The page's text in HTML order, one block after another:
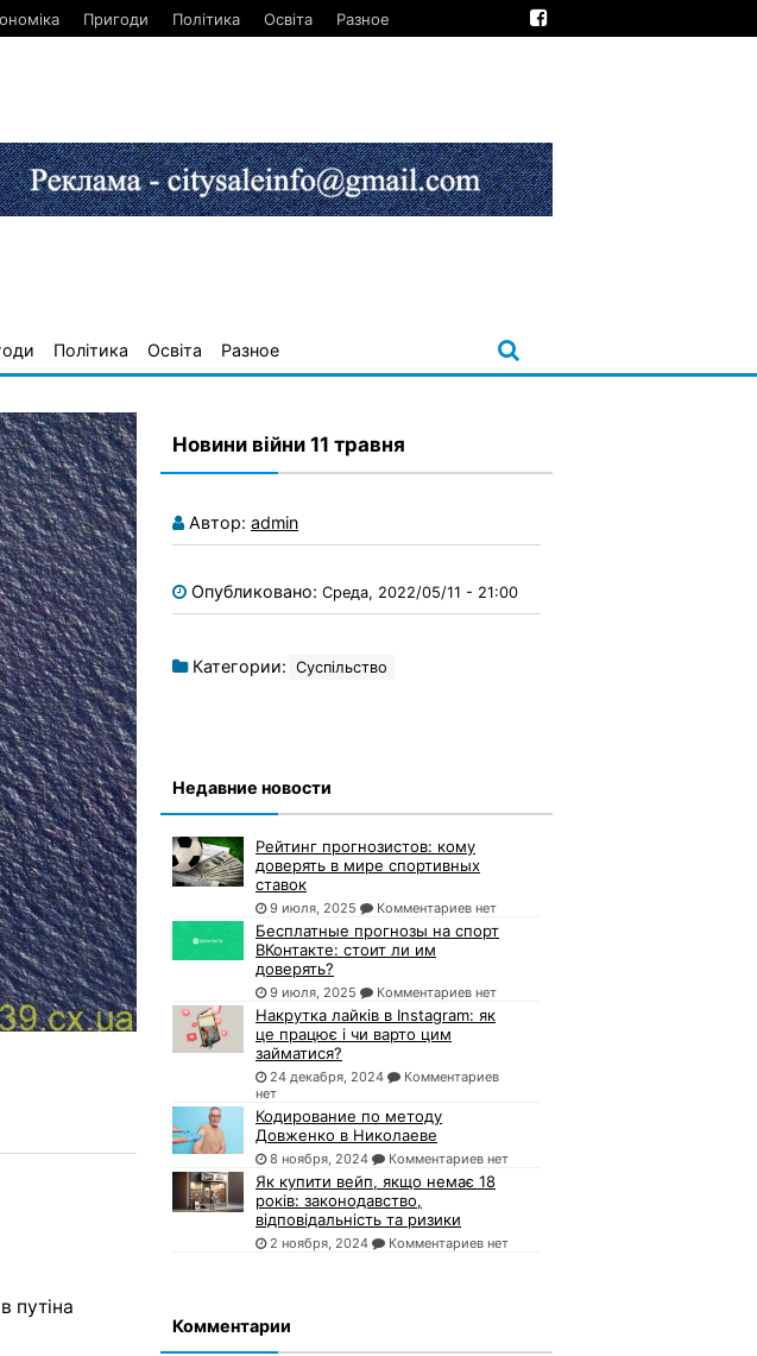
Пригоди Політика Освіта Разное
Політика Освіта Разное
путіна
Новини війни 11 травня
Автор: admin
Опубликовано: Среда, 2022/05/11 - 21:00
Категории: Суспільство
Недавние новости
Рейтинг прогнозистов: кому
доверять в мире спортивных
ставок
9 июля, 2025 Комментариев нет
Бесплатные прогнозы на спорт
ВКонтакте: стоит ли им
доверять?
9 июля, 2025 Комментариев нет
Накрутка лайків в Instagram: як
це працює і чи варто цим
займатися?
24 декабря, 2024
Комментариев
нет
Кодирование по методу
Довженко в Николаеве
8 ноября, 2024 Комментариев нет
Як купити вейп, якщо немає 18
років: законодавство,
відповідальність та ризики
2 ноября, 2024 Комментариев нет
Комментарии